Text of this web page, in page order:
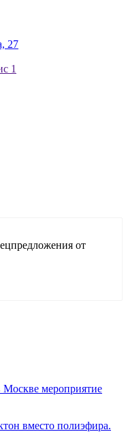
27
1
от
Москве мероприятие
вместо полиэфира.